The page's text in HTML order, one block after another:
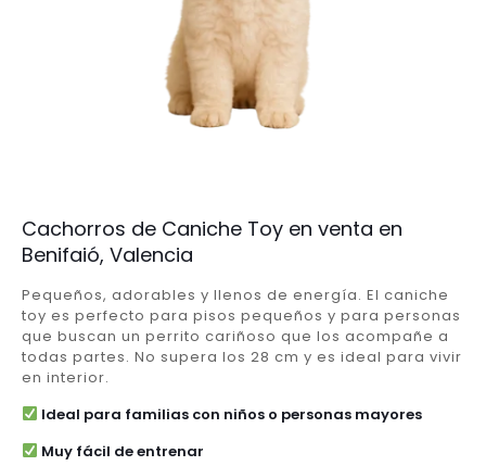
Cachorros de Caniche Toy en venta en
Benifaió, Valencia
Pequeños, adorables y llenos de energía. El caniche
toy es perfecto para pisos pequeños y para personas
que buscan un perrito cariñoso que los acompañe a
todas partes. No supera los 28 cm y es ideal para vivir
en interior.
Ideal para familias con niños o personas mayores
Muy fácil de entrenar